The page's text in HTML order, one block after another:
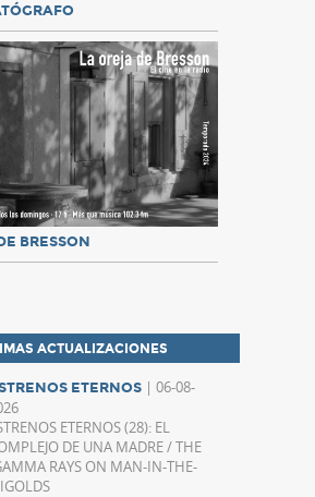
BRESSON
ACTUALIZACIONES
ETERNOS | 06-08-
ETERNOS (28): EL
DE UNA MADRE / THE
RAYS ON MAN-IN-THE-